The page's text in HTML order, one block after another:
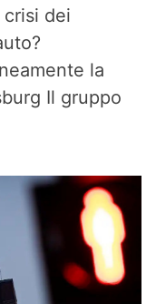
dei
la
Il gruppo